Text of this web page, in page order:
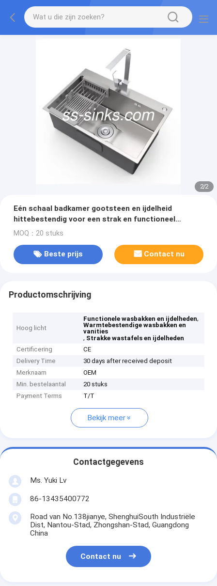
2/2
Eén schaal badkamer gootsteen en ijdelheid
hittebestendig voor een strak en functioneel
ontwerp
MOQ：20 stuks
Beste prijs Contact nu
Productomschrijving
Hoog licht
Functionele wasbakken en ijdelheden,
Warmtebestendige wasbakken en
vanities
, Strakke wastafels en ijdelheden
Certificering
CE
Delivery Time
30 days after received deposit
Merknaam
OEM
Min. bestelaantal
20 stuks
Payment Terms
T/T
Bekijk meer
Contactgegevens
Ms. Yuki Lv
86-13435400772
Road van No.138jianye, ShenghuiSouth Industriële
Dist, Nantou-Stad, Zhongshan-Stad, Guangdong
China
Contact nu